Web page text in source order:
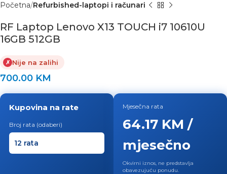
Početna Refurbished-laptopi i računari
RF Laptop Lenovo X13 TOUCH i7 10610U
16GB 512GB
✗ Nije na zalihi
700.00 KM
Kupovina na rate
Broj rata (odaberi)
Mjesečna rata
64.17 KM /
mjesečno
Okvirni iznos, ne predstavlja
obavezujuću ponudu.